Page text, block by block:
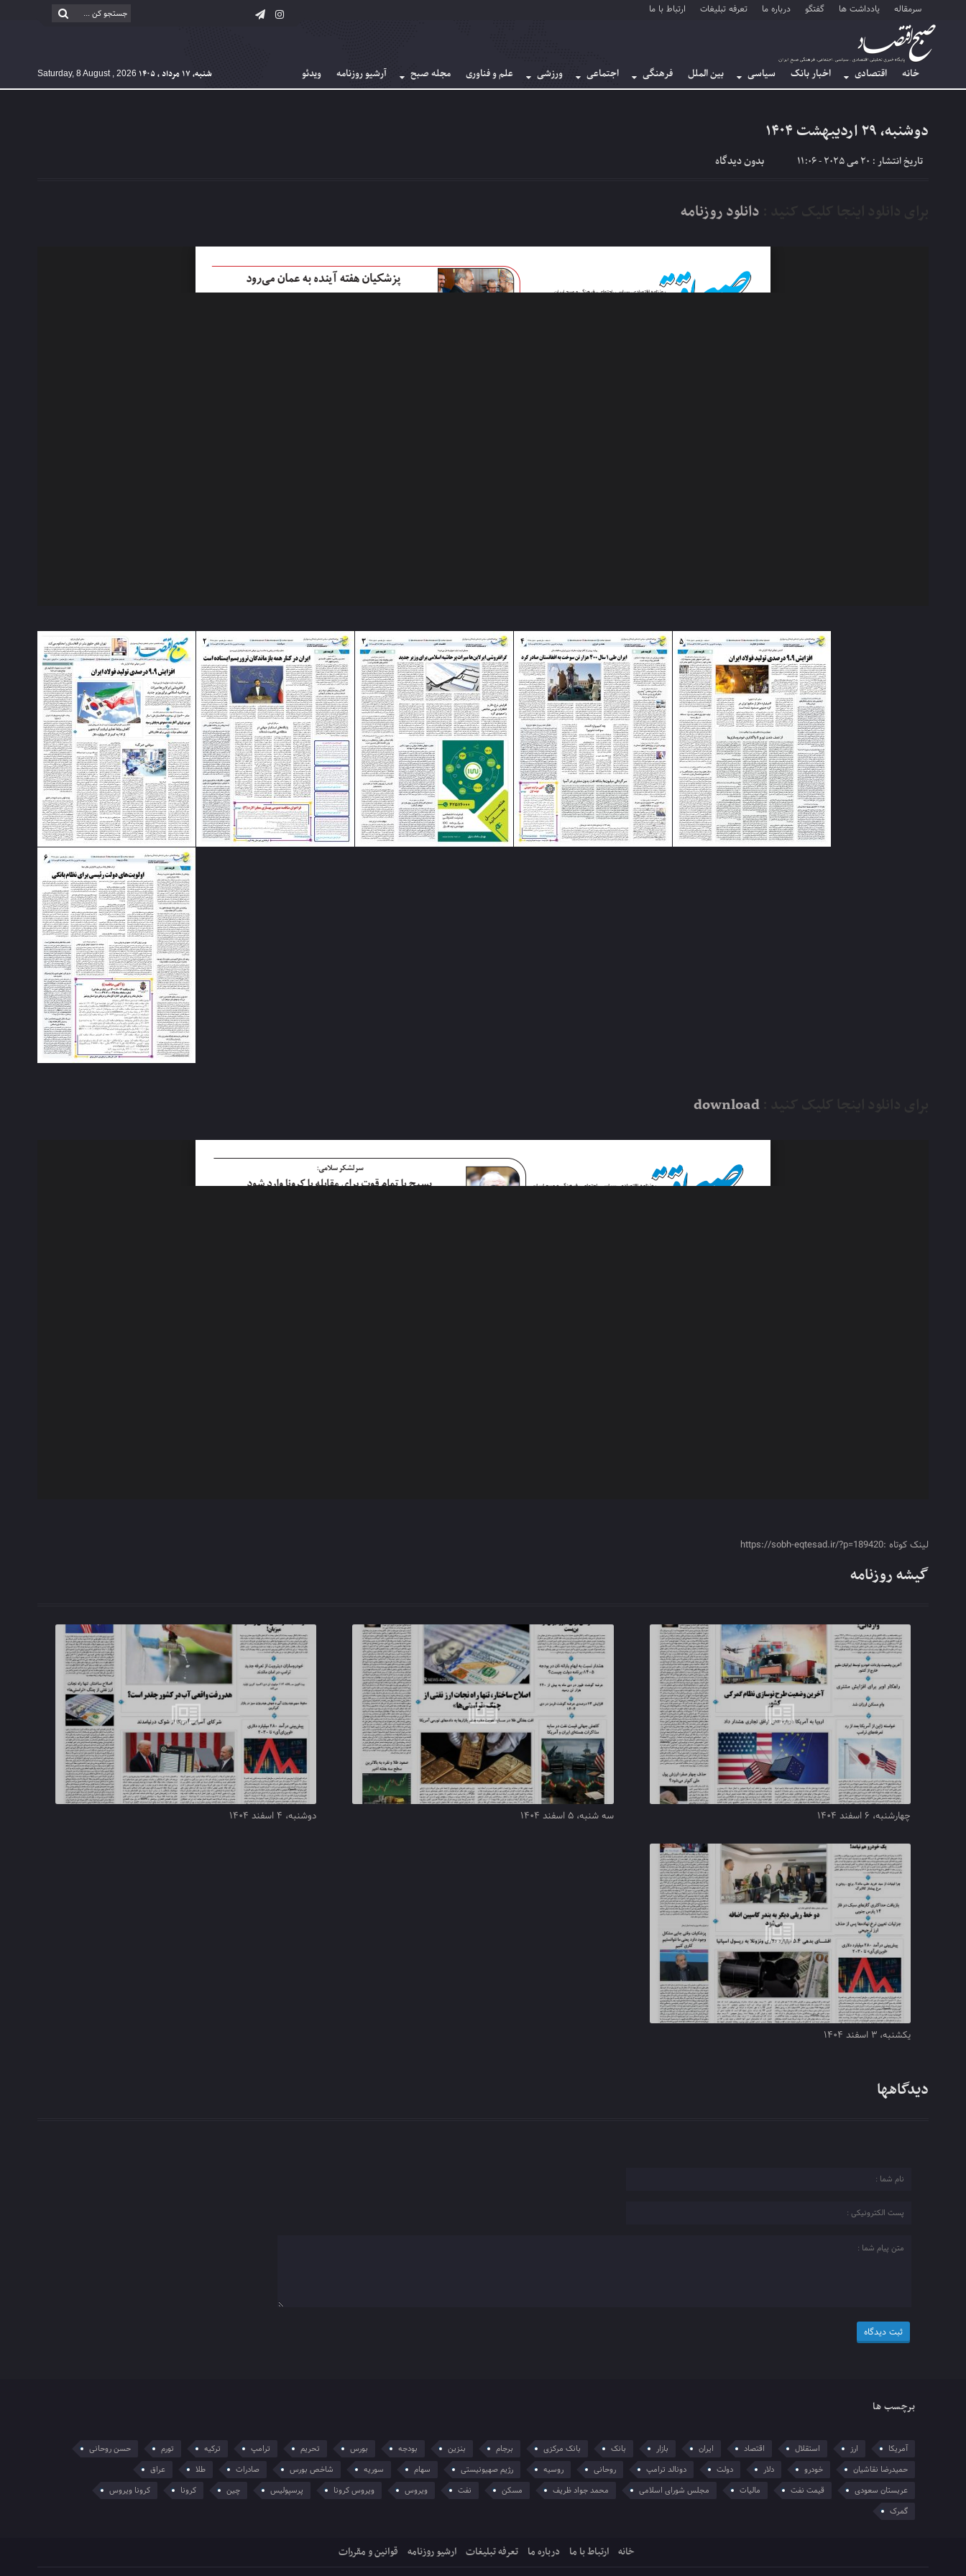
سرمقاله یادداشت ها گفتگو درباره ما تعرفه تبلیغات ارتباط با ما
خانه اقتصادی اخبار بانک سیاسی بین الملل فرهنگی اجتماعی ورزشی علم و فناوری مجله صبح آرشیو روزنامه ویدئو شنبه, ۱۷ مرداد , ۱۴۰۵ Saturday, 8 August , 2026
دوشنبه، ۲۹ اردیبهشت ۱۴۰۴
تاریخ انتشار : 20 می 2025 - 11:06 بدون دیدگاه
دانلود روزنامه
download
لینک کوتاه :https://sobh-eqtesad.ir/?p=189420
گیشه روزنامه
چهارشنبه، ۶ اسفند ۱۴۰۴ سه شنبه، ۵ اسفند ۱۴۰۴ دوشنبه، ۴ اسفند ۱۴۰۴
یکشنبه، ۳ اسفند ۱۴۰۴
دیدگاهها
برچسب ها
آمریکا ارز استقلال اقتصاد ایران بازار بانک بانک مرکزی برجام بنزین بودجه بورس تحریم ترامپ ترکیه تورم
حسن روحانی
حمیدرضا نقاشیان
خودرو دلار دولت دونالد ترامپ روحانی روسیه رژیم صهیونیستی سهام سوریه شاخص بورس صادرات طلا
عراق
عربستان سعودی
قیمت نفت مالیات مجلس شورای اسلامی محمد جواد ظریف مسکن نفت ویروس ویروس کرونا پرسپولیس چین کرونا
کرونا ویروس
گمرک
خانه ارتباط با ما درباره ما تعرفه تبلیغات ارشیو روزنامه قوانین و مقررات